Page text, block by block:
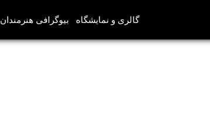
گالری و نمایشگاه بیوگرافی هنرمندان